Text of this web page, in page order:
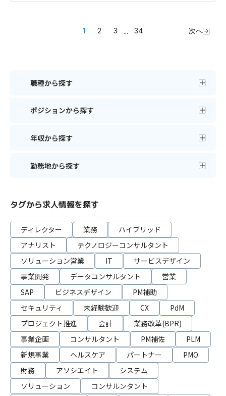
1 2 3 ... 34 次へ
職種から探す
ポジションから探す
年収から探す
勤務地から探す
タグから求人情報を探す
ディレクター 業務
ハイブリッド
アナリスト
テクノロジーコンサルタント
ソリューション営業
IT
サービスデザイン
事業開発
データコンサルタント
営業
SAP
ビジネスデザイン
PM補助
セキュリティ
未経験歓迎 CX
PdM
プロジェクト推進
会計
業務改革(BPR)
事業企画
コンサルタント PM補佐
PLM
新規事業
ヘルスケア パートナー
PMO
財務
アソシエイト
システム
ソリューション
コンサルンタント